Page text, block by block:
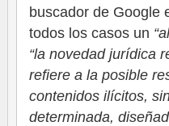
buscador de Google
todos los casos un
“la novedad jurídica
refiere a la posible
contenidos ilícitos,
determinada,